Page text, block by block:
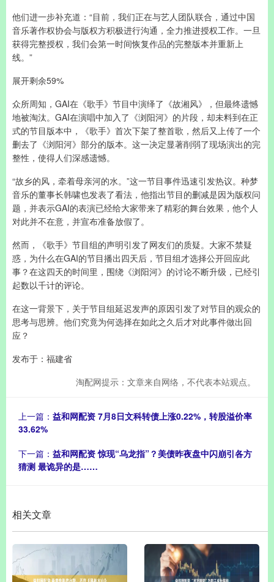
他们进一步补充道：“目前，我们正在与艺人团队联合，通过中国
音乐著作权协会与版权方积极进行沟通，全力推进授权工作。一旦
获得完整授权，我们会第一时间恢复作品的完整版本并重新上
线。”
展开剩余59%
众所周知，GAI在《歌手》节目中演绎了《故湘风》，但最终遗憾
地被淘汰。GAI在演唱中加入了《浏阳河》的片段，却未料到在正
式的节目版本中，《歌手》首次下架了整首歌，然后又上传了一个
删去了《浏阳河》部分的版本。这一决定显著削弱了现场演出的完
整性，使得人们深感遗憾。
“故乡的风，牵着母亲河的水。”这一节目事件迅速引发热议。种梦
音乐的董事长韩啸也发表了看法，他指出节目的删减是因为版权问
题，并表示GAI的表演已经给大家带来了精彩的舞台效果，他个人
对此并不在意，并宣布准备放假了。
然而，《歌手》节目组的声明引发了网友们的质疑。大家不禁疑
惑，为什么在GAI的节目播出四天后，节目组才选择公开回应此
事？在这四天的时间里，围绕《浏阳河》的讨论不断升级，已经引
起数以千计的评论。
在这一背景下，关于节目组延迟发声的原因引发了对节目的观众的
思考与思辨。他们究竟为何选择在如此之久后才对此事件做出回
应？
发布于：福建省
淘配网提示：文章来自网络，不代表本站观点。
上一篇： 益和网配资 7月8日文科转债上涨0.22%，转股溢价率
33.62%
下一篇： 益和网配资 惊现“乌龙指”？美债昨夜盘中闪崩引各方
猜测 最诡异的是……
相关文章